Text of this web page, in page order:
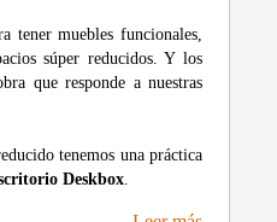
tener muebles funcionales,
súper reducidos. Y los
que responde a nuestras
tenemos una práctica
Deskbox.